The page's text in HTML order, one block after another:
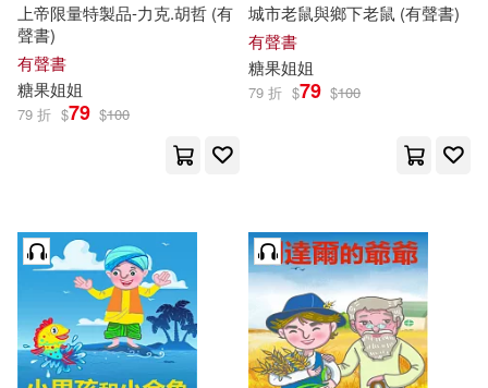
上帝限量特製品-力克.胡哲 (有
聲書)
有聲書
糖果姐姐
79 折 $79 $100
城市老鼠與鄉下老鼠 (有聲書)
有聲書
糖果姐姐
79 折 $79 $100